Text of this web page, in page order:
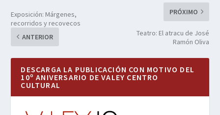
Exposición: Márgenes,
recorridos y recovecos
ANTERIOR
PRÓXIMO
Teatro: El atracu de José
Ramón Oliva
DESCARGA LA PUBLICACIÓN CON MOTIVO DEL
10º ANIVERSARIO DE VALEY CENTRO
CULTURAL